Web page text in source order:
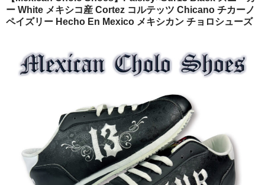
MEXICO買い付け
ウェア
ロングTシャツ
ゲームシャツ
ー White メキシコ産 Cortez コルテッツ Chicano チカーノ
ペイズリー Hecho En Mexico メキシカン チョロシューズ